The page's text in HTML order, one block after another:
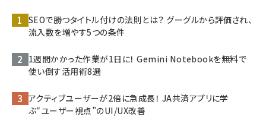
SEOで勝つタイトル付けの法則とは？ グーグルから評価され、
流入数を増やす5つの条件
1週間かかった作業が1日に！ Gemini Notebookを無料で
使い倒す活用術8選
アクティブユーザーが2倍に急成長！ JA共済アプリに学
ぶ“ユーザー視点”のUI/UX改善